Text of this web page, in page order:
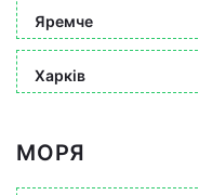
Яремче
Харків
МОРЯ